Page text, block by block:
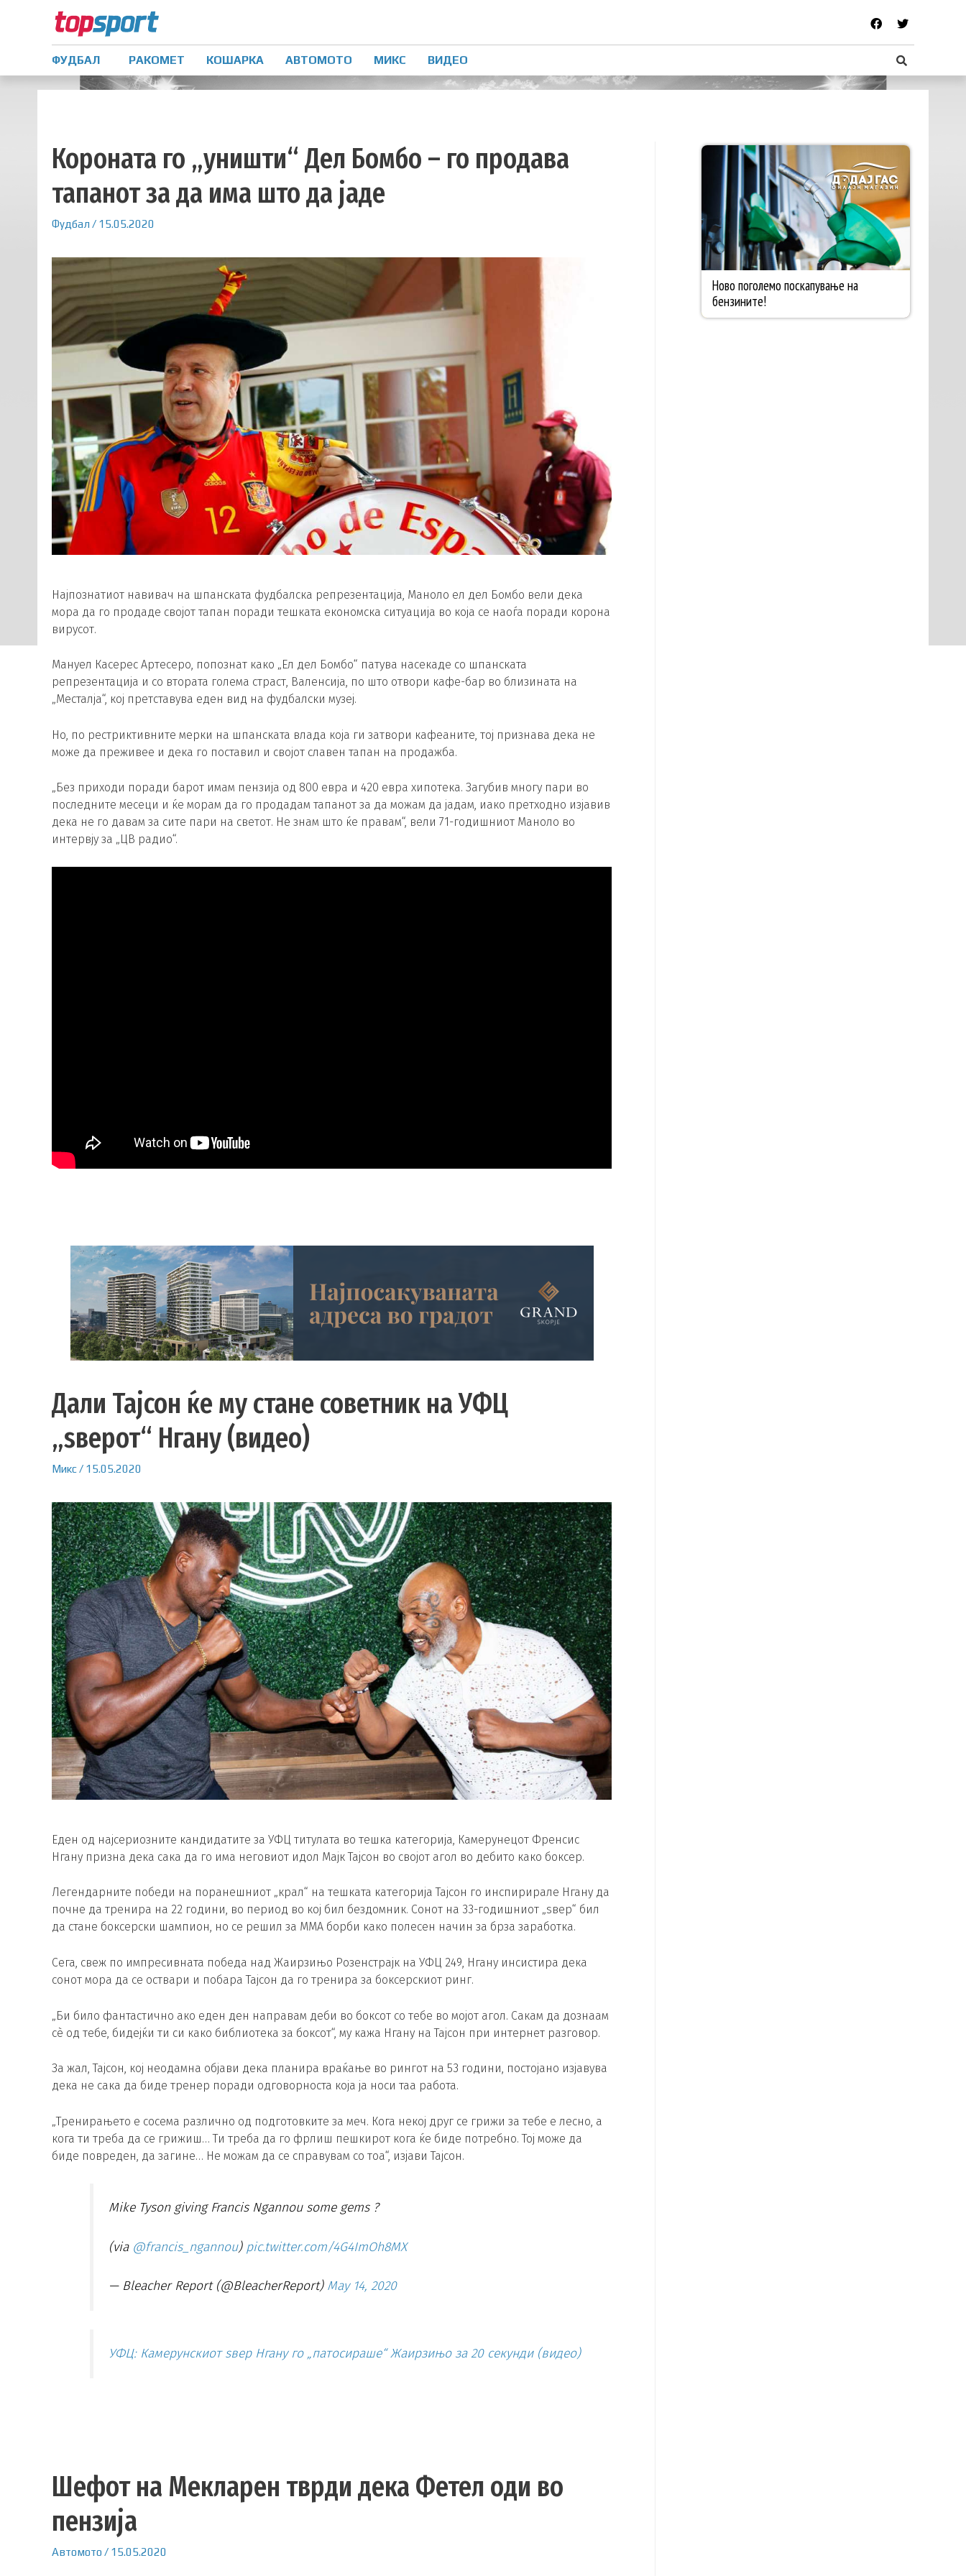
ФУДБАЛ РАКОМЕТ КОШАРКА АВТОМОТО МИКС ВИДЕО
Короната го „уништи“ Дел Бомбо – го продава
тапанот за да има што да јаде
Фудбал / 15.05.2020
Најпознатиот навивач на шпанската фудбалска репрезентација, Маноло ел дел Бомбо вели дека
мора да го продаде својот тапан поради тешката економска ситуација во која се наоѓа поради корона
вирусот.
Мануел Касерес Артесеро, попознат како „Ел дел Бомбо“ патува насекаде со шпанската
репрезентација и со втората голема страст, Валенсија, по што отвори кафе-бар во близината на
„Месталја“, кој претставува еден вид на фудбалски музеј.
Но, по рестриктивните мерки на шпанската влада која ги затвори кафеаните, тој признава дека не
може да преживее и дека го поставил и својот славен тапан на продажба.
„Без приходи поради барот имам пензија од 800 евра и 420 евра хипотека. Загубив многу пари во
последните месеци и ќе морам да го продадам тапанот за да можам да јадам, иако претходно изјавив
дека не го давам за сите пари на светот. Не знам што ќе правам“, вели 71-годишниот Маноло во
интервју за „ЦВ радио“.
Дали Тајсон ќе му стане советник на УФЦ
„ѕверот“ Нгану (видео)
Микс/ 15.05.2020
Еден од најсериозните кандидатите за УФЦ титулата во тешка категорија, Камерунецот Френсис
Нгану призна дека сака да го има неговиот идол Мајк Тајсон во својот агол во дебито како боксер.
Легендарните победи на поранешниот „крал“ на тешката категорија Тајсон го инспирирале Нгану да
почне да тренира на 22 години, во период во кој бил бездомник. Сонот на 33-годишниот „ѕвер“ бил
да стане боксерски шампион, но се решил за ММА борби како полесен начин за брза заработка.
Сега, свеж по импресивната победа над Жаирзињо Розенстрајк на УФЦ 249, Нгану инсистира дека
сонот мора да се оствари и побара Тајсон да го тренира за боксерскиот ринг.
„Би било фантастично ако еден ден направам деби во боксот со тебе во мојот агол. Сакам да дознаам
сè од тебе, бидејќи ти си како библиотека за боксот“, му кажа Нгану на Тајсон при интернет разговор.
За жал, Тајсон, кој неодамна објави дека планира враќање во рингот на 53 години, постојано изјавува
дека не сака да биде тренер поради одговорноста која ја носи таа работа.
„Тренирањето е сосема различно од подготовките за меч. Кога некој друг се грижи за тебе е лесно, а
кога ти треба да се грижиш… Ти треба да го фрлиш пешкирот кога ќе биде потребно. Тој може да
биде повреден, да загине… Не можам да се справувам со тоа“, изјави Тајсон.
Mike Tyson giving Francis Ngannou some gems ?
(via @francis_ngannou) pic.twitter.com/4G4ImOh8MX
— Bleacher Report (@BleacherReport) May 14, 2020
УФЦ: Камерунскиот ѕвер Нгану го „патосираше“ Жаирзињо за 20 секунди (видео)
Шефот на Мекларен тврди дека Фетел оди во
пензија
Автомото / 15.05.2020